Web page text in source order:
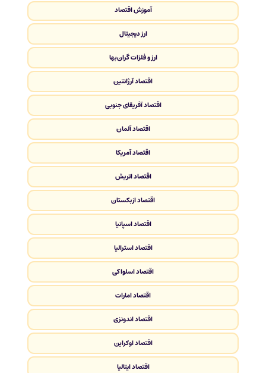
آموزش اقتصاد
ارز دیجیتال
ارز و فلزات گران‌بها
اقتصاد آرژانتین
اقتصاد آفریقای جنوبی
اقتصاد آلمان
اقتصاد آمریکا
اقتصاد اتریش
اقتصاد ازبکستان
اقتصاد اسپانیا
اقتصاد استرالیا
اقتصاد اسلواکی
اقتصاد امارات
اقتصاد اندونزی
اقتصاد اوکراین
اقتصاد ایتالیا